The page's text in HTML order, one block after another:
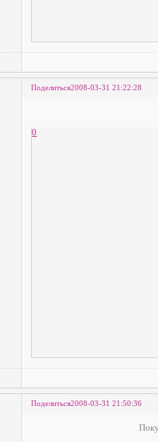
Поделиться2008-03-31 21:22:28
0
Поделиться2008-03-31 21:50:36